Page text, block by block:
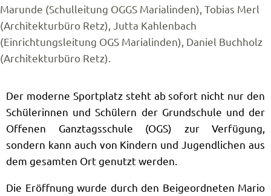
Marunde (Schulleitung OGGS Marialinden), Tobias Merl
(Architekturbüro Retz), Jutta Kahlenbach
(Einrichtungsleitung OGS Marialinden), Daniel Buchholz
(Architekturbüro Retz).
Der moderne Sportplatz steht ab sofort nicht nur den
Schülerinnen und Schülern der Grundschule und der
Offenen Ganztagsschule (OGS) zur Verfügung,
sondern kann auch von Kindern und Jugendlichen aus
dem gesamten Ort genutzt werden.
Die Eröffnung wurde durch den Beigeordneten Mario